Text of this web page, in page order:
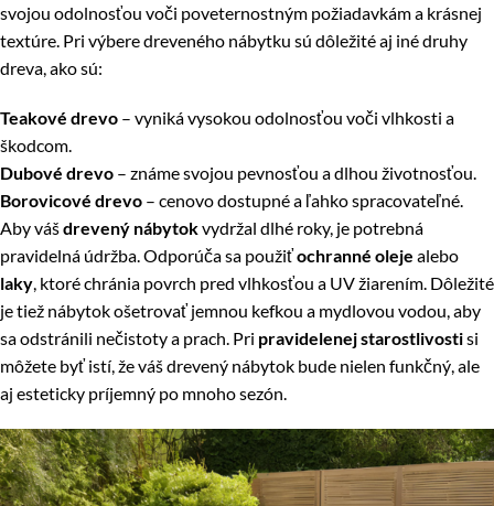
svojou odolnosťou voči poveternostným požiadavkám a krásnej
textúre. Pri výbere dreveného nábytku sú dôležité aj iné druhy
dreva, ako sú:
Teakové drevo – vyniká vysokou odolnosťou voči vlhkosti a
škodcom.
Dubové drevo – známe svojou pevnosťou a dlhou životnosťou.
Borovicové drevo – cenovo dostupné a ľahko spracovateľné.
Aby vášdrevený nábytokvydržal dlhé roky, je potrebná
pravidelná údržba. Odporúča sa použiťochranné oleje alebo
laky , ktoré chránia povrch pred vlhkosťou a UV žiarením. Dôležité
je tiež nábytok ošetrovať jemnou kefkou a mydlovou vodou, aby
sa odstránili nečistoty a prach. Pri pravidelenej starostlivostisi
môžete byť istí, že váš drevený nábytok bude nielen funkčný, ale
aj esteticky príjemný po mnoho sezón.